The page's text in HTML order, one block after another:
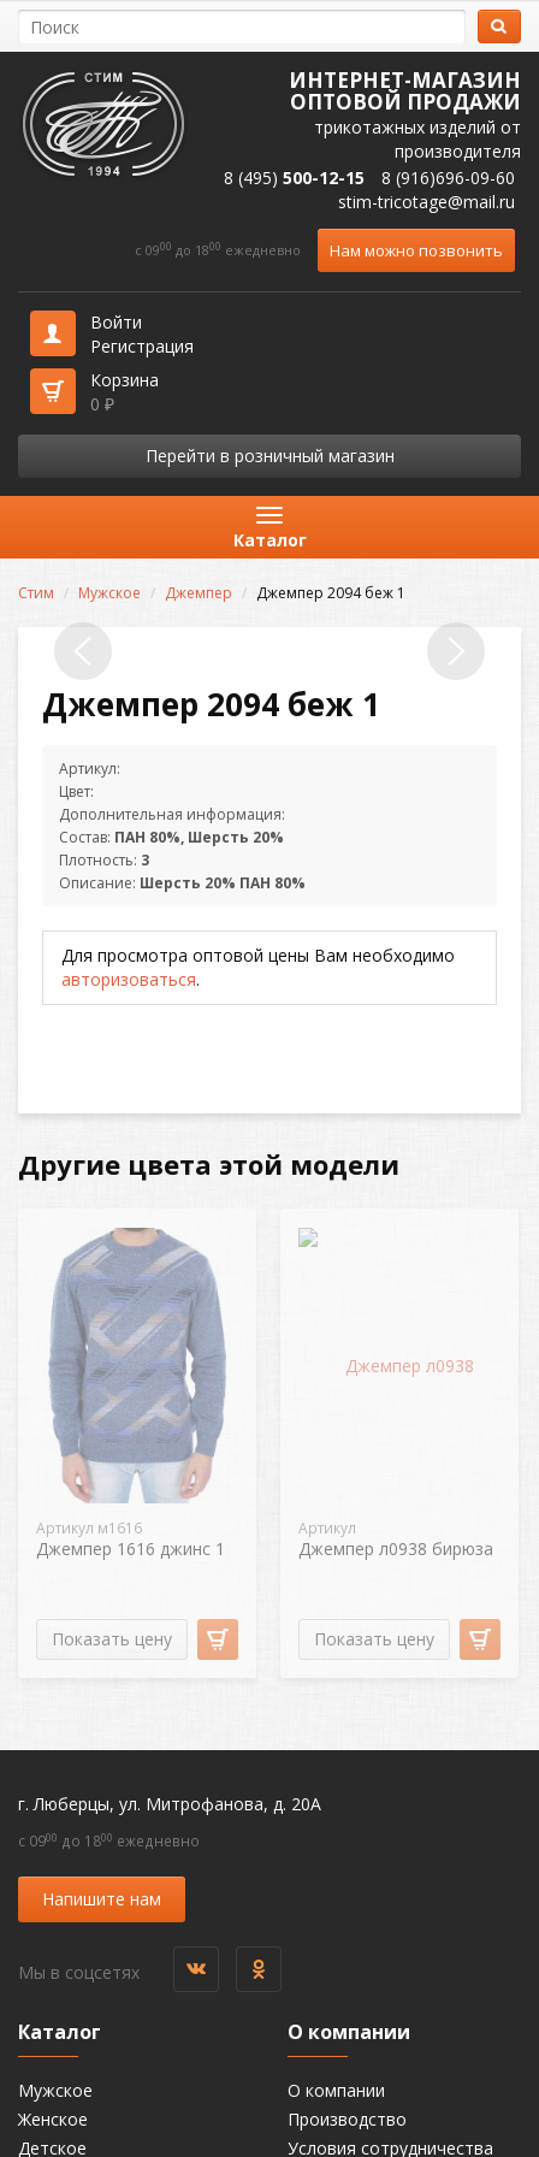
ИНТЕРНЕТ-МАГАЗИН
ОПТОВОЙ ПРОДАЖИ
трикотажных изделий от
производителя
8 (495) 500-12-15
8 (916)696-09-60
stim-tricotage@mail.ru
c 0900 до 1800 ежедневно Нам можно позвонить
Войти
Регистрация
Корзина
0 ₽
Перейти в розничный магазин
Каталог
Стим Мужское Джемпер Джемпер 2094 беж 1
Джемпер 2094 беж 1
Артикул:
Цвет:
Дополнительная информация:
Состав: ПАН 80%, Шерсть 20%
Плотность: 3
Описание: Шерсть 20% ПАН 80%
Для просмотра оптовой цены Вам необходимо
авторизоваться.
Другие цвета этой модели
Артикул м1616
Джемпер 1616 джинс 1
Показать цену
Артикул
Джемпер л0938 бирюза
Показать цену
г. Люберцы, ул. Митрофанова, д. 20А
c 0900 до 1800 ежедневно
Напишите нам
Мы в соцсетях
Каталог
Мужское
Женское
Детское
О компании
О компании
Производство
Условия сотрудничества